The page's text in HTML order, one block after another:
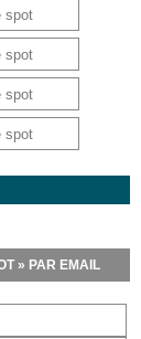
» PAR EMAIL